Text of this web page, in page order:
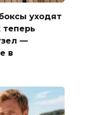
уходят
теперь
—
в